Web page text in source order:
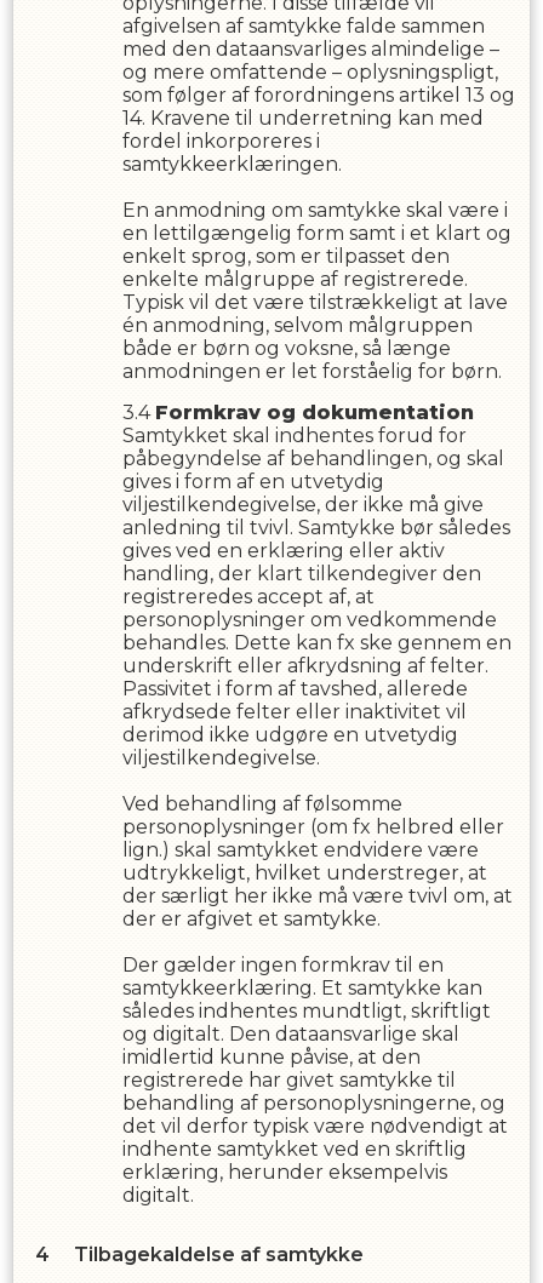
afgivelsen af samtykke falde sammen
med den dataansvarliges almindelige –
og mere omfattende – oplysningspligt,
som følger af forordningens artikel 13 og
14. Kravene til underretning kan med
fordel inkorporeres i
samtykkeerklæringen.
En anmodning om samtykke skal være i
en lettilgængelig form samt i et klart og
enkelt sprog, som er tilpasset den
enkelte målgruppe af registrerede.
Typisk vil det være tilstrækkeligt at lave
én anmodning, selvom målgruppen
både er børn og voksne, så længe
anmodningen er let forståelig for børn.
Formkrav og dokumentation
Samtykket skal indhentes forud for
påbegyndelse af behandlingen, og skal
gives i form af en utvetydig
viljestilkendegivelse, der ikke må give
anledning til tvivl. Samtykke bør således
gives ved en erklæring eller aktiv
handling, der klart tilkendegiver den
registreredes accept af, at
personoplysninger om vedkommende
behandles. Dette kan fx ske gennem en
underskrift eller afkrydsning af felter.
Passivitet i form af tavshed, allerede
afkrydsede felter eller inaktivitet vil
derimod ikke udgøre en utvetydig
viljestilkendegivelse.
Ved behandling af følsomme
personoplysninger (om fx helbred eller
lign.) skal samtykket endvidere være
udtrykkeligt, hvilket understreger, at
der særligt her ikke må være tvivl om, at
der er afgivet et samtykke.
Der gælder ingen formkrav til en
samtykkeerklæring. Et samtykke kan
således indhentes mundtligt, skriftligt
og digitalt. Den dataansvarlige skal
imidlertid kunne påvise, at den
registrerede har givet samtykke til
behandling af personoplysningerne, og
det vil derfor typisk være nødvendigt at
indhente samtykket ved en skriftlig
erklæring, herunder eksempelvis
digitalt.
Tilbagekaldelse af samtykke